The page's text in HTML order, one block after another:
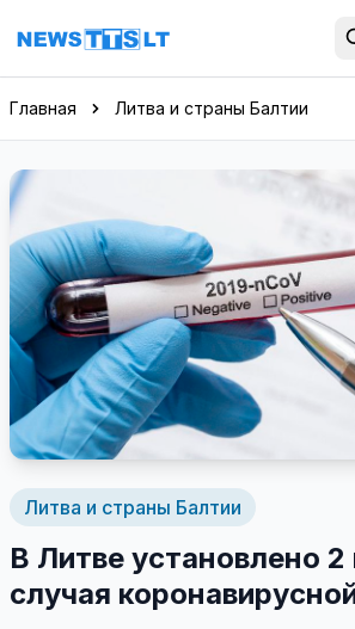
Перейти к содержимому
Главная Литва и страны Балтии
Литва и страны Балтии
В Литве установлено
случая